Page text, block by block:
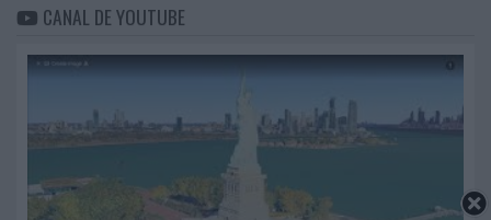
CANAL DE YOUTUBE